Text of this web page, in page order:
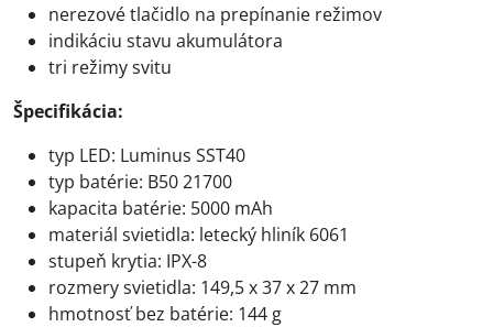
nerezové tlačidlo na prepínanie režimov
indikáciu stavu akumulátora
tri režimy svitu
Špecifikácia:
typ LED: Luminus SST40
typ batérie: B50 21700
kapacita batérie: 5000 mAh
materiál svietidla: letecký hliník 6061
stupeň krytia: IPX-8
rozmery svietidla: 149,5 x 37 x 27 mm
hmotnosť bez batérie: 144 g